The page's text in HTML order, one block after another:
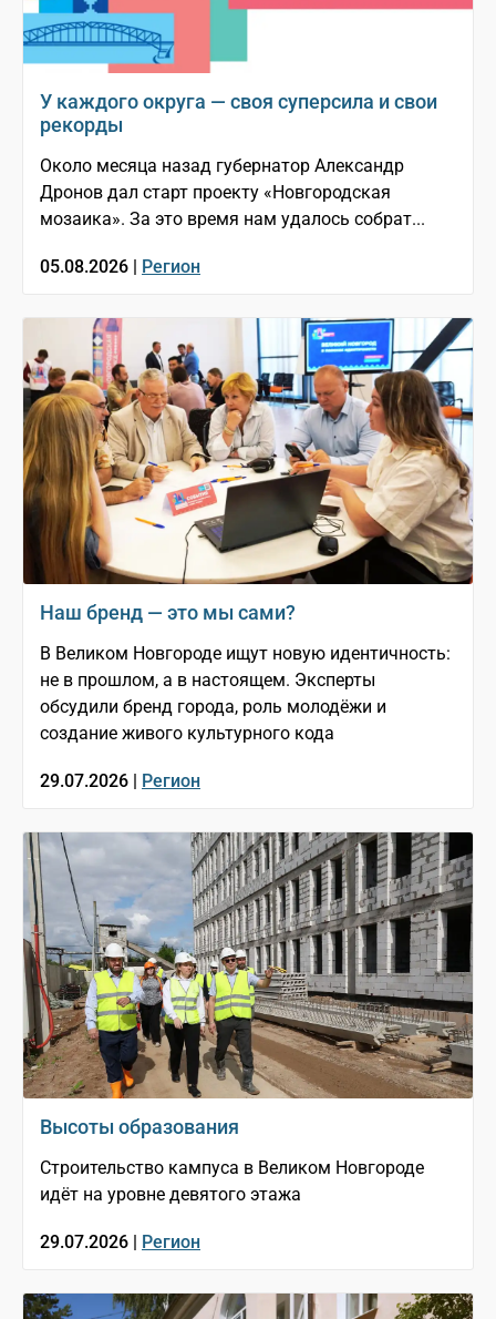
У каждого округа — своя суперсила и свои
рекорды
Около месяца назад губернатор Александр
Дронов дал старт проекту «Новгородская
мозаика». За это время нам удалось собрат...
05.08.2026 | Регион
Наш бренд — это мы сами?
В Великом Новгороде ищут новую идентичность:
не в прошлом, а в настоящем. Эксперты
обсудили бренд города, роль молодёжи и
создание живого культурного кода
29.07.2026 | Регион
Высоты образования
Строительство кампуса в Великом Новгороде
идёт на уровне девятого этажа
29.07.2026 | Регион